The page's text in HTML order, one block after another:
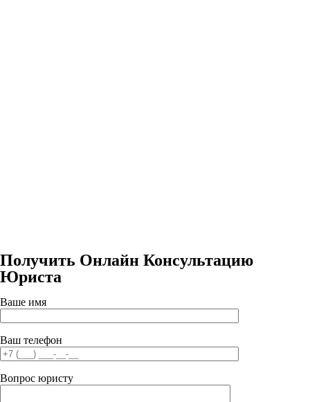
Получить Онлайн Консультацию
Юриста
Ваше имя
Ваш телефон
Вопрос юристу